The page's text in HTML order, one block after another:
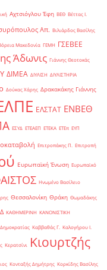
Αχτσιόγλου Έφη ΒΕΘ Βέττας Ι.
Απ. Βιλιάρδος Βασίλης
Μακεδονία ΓΕΜΗ ΓΣΕΒΕΕ
Άδωνις Γιάννης Θεοτοκάς
ΔΙΜΕΑ ΔΙΥΛΙΣΗ ΔΙΥΛΙΣΤΗΡΙΑ
Δούκας Χάρης Δρακακάκης Γιάννης
ΕΛΣΤΑΤ ΕΝΒΕΘ
ΕΣΥΔ ΕΤΕΑΕΠ ΕΤΕΚΑ ΕΤΕπ ΕΥΠ
Επιτροπάκης Π. Επιτροπή
Ευρωπαϊκή Ένωση Ευρωπαϊκό
Ηνωμένο Βασίλειο
Θεσσαλονίκη Θράκη Θωμαδάκης
ΚΑΘΗΜΕΡΙΝΗ ΚΑΝΟΝΙΣΤΙΚΗ
Καββαθάς Γ. Καλογήρου Ι.
Κερατσίνι
Κιουρτζής
Κονταξής Δημήτρης Κορκίδης Βασίλης